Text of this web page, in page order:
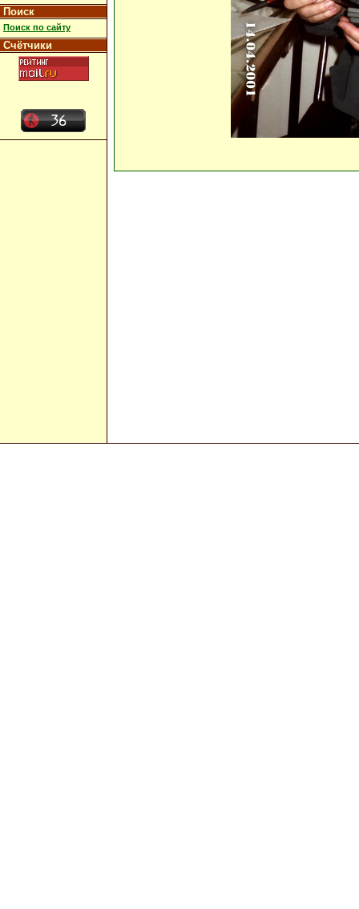
Поиск
Поиск по сайту
Счётчики